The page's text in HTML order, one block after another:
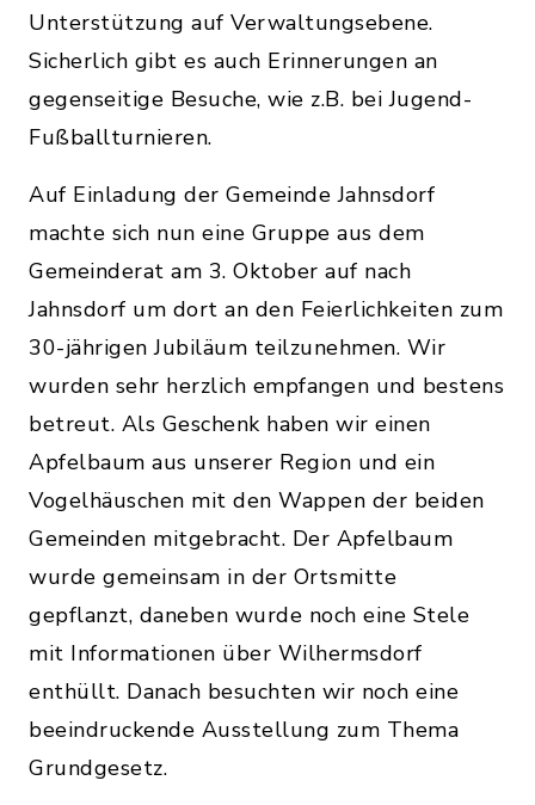
Unterstützung auf Verwaltungsebene.
Sicherlich gibt es auch Erinnerungen an
gegenseitige Besuche, wie z.B. bei Jugend-
Fußballturnieren.
Auf Einladung der Gemeinde Jahnsdorf
machte sich nun eine Gruppe aus dem
Gemeinderat am 3. Oktober auf nach
Jahnsdorf um dort an den Feierlichkeiten zum
30-jährigen Jubiläum teilzunehmen. Wir
wurden sehr herzlich empfangen und bestens
betreut. Als Geschenk haben wir einen
Apfelbaum aus unserer Region und ein
Vogelhäuschen mit den Wappen der beiden
Gemeinden mitgebracht. Der Apfelbaum
wurde gemeinsam in der Ortsmitte
gepflanzt, daneben wurde noch eine Stele
mit Informationen über Wilhermsdorf
enthüllt. Danach besuchten wir noch eine
beeindruckende Ausstellung zum Thema
Grundgesetz.